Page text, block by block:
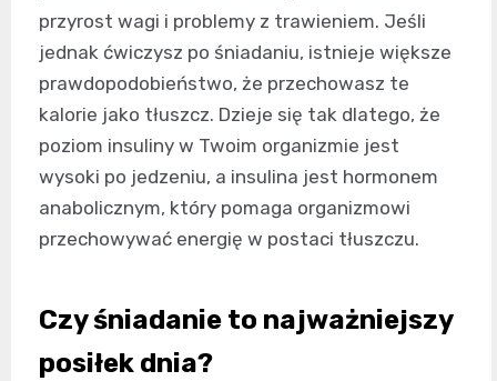
przyrost wagi i problemy z trawieniem. Jeśli
jednak ćwiczysz po śniadaniu, istnieje większe
prawdopodobieństwo, że przechowasz te
kalorie jako tłuszcz. Dzieje się tak dlatego, że
poziom insuliny w Twoim organizmie jest
wysoki po jedzeniu, a insulina jest hormonem
anabolicznym, który pomaga organizmowi
przechowywać energię w postaci tłuszczu.
Czy śniadanie to najważniejszy
posiłek dnia?